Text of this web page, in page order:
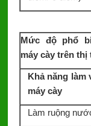
Mức độ phổ
máy cày trên
Khả năng làm
máy cày
Làm ruộng